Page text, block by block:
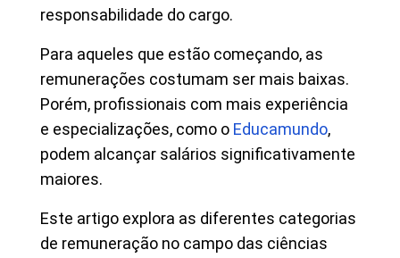
responsabilidade do cargo.
Para aqueles que estão começando, as
remunerações costumam ser mais baixas.
Porém, profissionais com mais experiência
e especializações, como o Educamundo,
podem alcançar salários significativamente
maiores.
Este artigo explora as diferentes categorias
de remuneração no campo das ciências